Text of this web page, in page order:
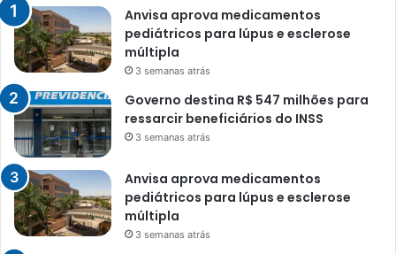
Anvisa aprova medicamentos
pediátricos para lúpus e esclerose
múltipla
3 semanas atrás
Governo destina R$ 547 milhões para
ressarcir beneficiários do INSS
3 semanas atrás
Anvisa aprova medicamentos
pediátricos para lúpus e esclerose
múltipla
3 semanas atrás